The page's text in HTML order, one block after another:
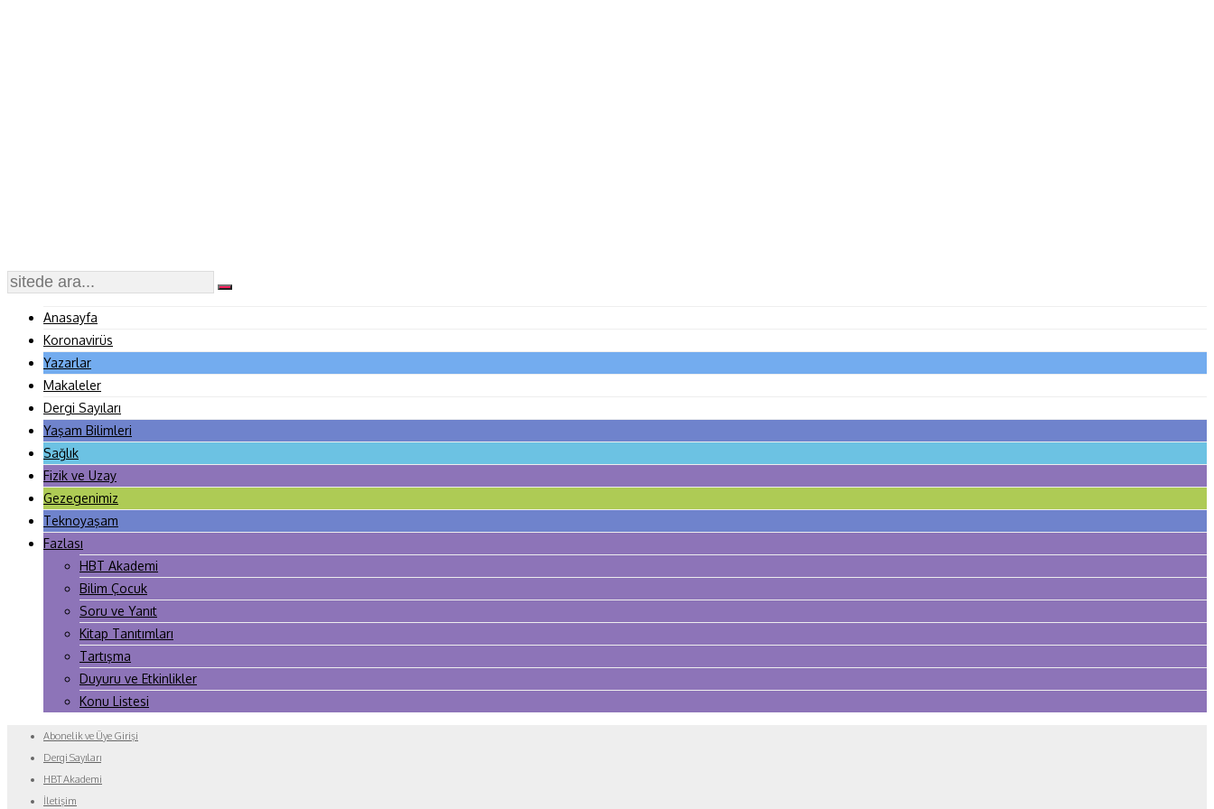
Anasayfa
Koronavirüs
Yazarlar
Makaleler
Dergi Sayıları
Yaşam Bilimleri
Sağlık
Fizik ve Uzay
Gezegenimiz
Teknoyaşam
Fazlası
HBT Akademi
Bilim Çocuk
Soru ve Yanıt
Kitap Tanıtımları
Tartışma
Duyuru ve Etkinlikler
Konu Listesi
Abonelik ve Üye Girişi
Dergi Sayıları
HBT Akademi
İletişim